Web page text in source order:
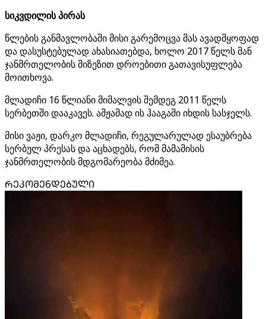
სიკვდილის პირას
წლების განმავლობაში მისი გარემოცვა მას ავადმყოფად
და დასუსტებულად ახასიათებდა, ხოლო 2017 წელს მან
ჯანმრთელობის მიზეზით დროებითი გათავისუფლება
მოითხოვა.
მლადიჩი 16 წლიანი მიმალვის შემდეგ 2011 წელს
სერბეთში დააკავეს. ამჟამად ის ჰააგაში იხდის სასჯელს.
მისი ვაჟი, დარკო მლადიჩი, რეგულარულად ესაუბრება
სერბულ პრესას და აცხადებს, რომ მამამისის
ჯანმრთელობის მდგომარეობა მძიმეა.
ᲠᲔᲙᲝᲛᲔᲜᲓᲔᲑᲣᲚᲘ